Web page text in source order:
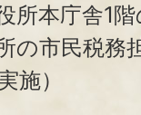
所本庁舎1
の市民税務
施）